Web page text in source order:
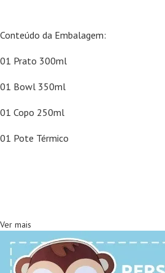
Conteúdo da Embalagem:
01 Prato 300ml
01 Bowl 350ml
01 Copo 250ml
01 Pote Térmico
Ver mais